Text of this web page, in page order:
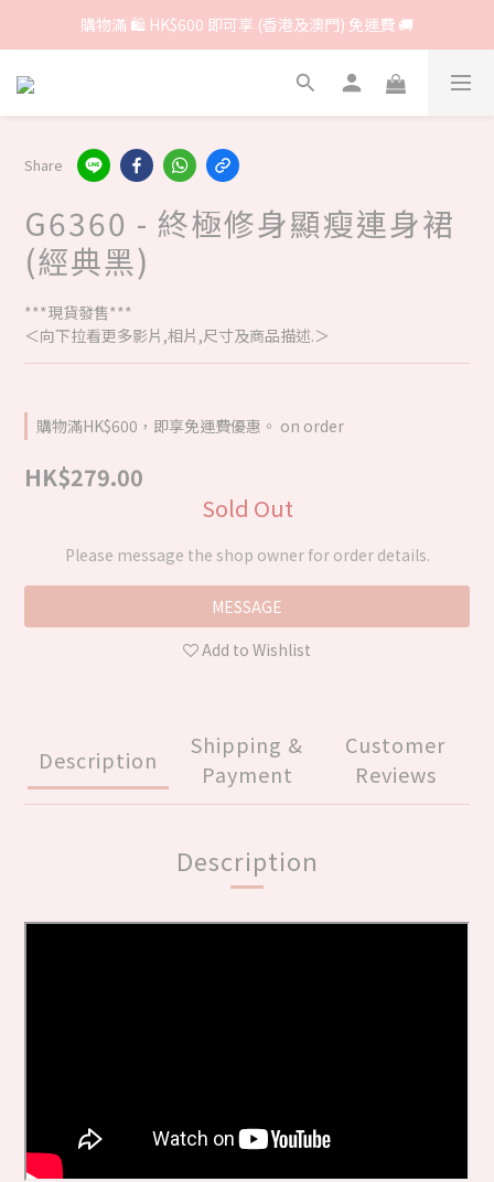
購物滿 🛍 HK$600 即可享 (香港及澳門) 免運費 🚚
Share
G6360 - 終極修身顯瘦連身裙
(經典黑)
***現貨發售***
＜向下拉看更多影片,相片,尺寸及商品描述.＞
購物滿HK$600，即享免運費優惠。 on order
HK$279.00
Sold Out
Please message the shop owner for order details.
MESSAGE
Add to Wishlist
Description
Shipping &
Payment
Customer
Reviews
Description